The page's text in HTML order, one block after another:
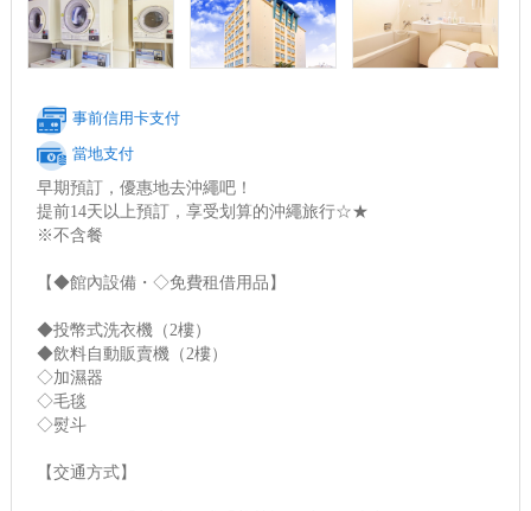
事前信用卡支付
當地支付
早期預訂，優惠地去沖繩吧！
提前14天以上預訂，享受划算的沖繩旅行☆★
※不含餐
【◆館內設備・◇免費租借用品】
◆投幣式洗衣機（2樓）
◆飲料自動販賣機（2樓）
◇加濕器
◇毛毯
◇熨斗
【交通方式】